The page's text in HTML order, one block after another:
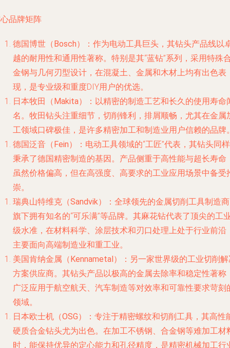
品牌矩阵
德国博世（Bosch）
：作为电动工具巨头，其钻头产品线以
越的耐用性和通用性著称。特别是其“蓝钻”系列，采用特殊
金钢与几何刃型设计，在混凝土、金属和木材上均有出色表
现，是专业级和重度DIY用户的优选。
日本牧田（Makita）
：以精密的制造工艺和长久的使用寿命
名。牧田钻头注重细节，切削锋利，排屑顺畅，尤其在金属
工领域口碑极佳，是许多精密加工和制造业用户信赖的品牌
德国泛音（Fein）
：电动工具领域的“工匠”代表，其钻头同样
秉承了德国精密制造的基因。产品侧重于高性能与超长寿命
虽然价格偏高，但在高强度、高要求的工业应用场景中备受
崇。
瑞典山特维克（Sandvik）
：全球领先的金属切削工具制造
旗下拥有知名的“可乐满”等品牌。其麻花钻代表了顶尖的工
级水准，在材料科学、涂层技术和刃口处理上处于行业前沿
主要面向高端制造业和重工业。
美国肯纳金属（Kennametal）
：另一家世界级的工业切削
方案供应商。其钻头产品以极高的金属去除率和稳定性著称
广泛应用于航空航天、汽车制造等对效率和可靠性要求苛刻
领域。
日本欧士机（OSG）
：专注于精密螺纹和切削工具，其高性
硬质合金钻头尤为出色。在加工不锈钢、合金钢等难加工材
时，能保持优异的定心能力和孔径精度，是精密机械加工行